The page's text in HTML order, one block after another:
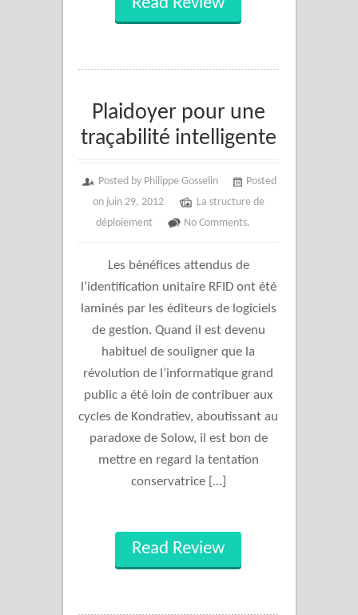
Plaidoyer pour une
traçabilité intelligente
Posted by Philippe Gosselin
Posted
on juin 29, 2012
La structure de
déploiement
No Comments.
Les bénéfices attendus de
l’identification unitaire RFID ont été
laminés par les éditeurs de logiciels
de gestion. Quand il est devenu
habituel de souligner que la
révolution de l’informatique grand
public a été loin de contribuer aux
cycles de Kondratiev, aboutissant au
paradoxe de Solow, il est bon de
mettre en regard la tentation
conservatrice […]
Read Review